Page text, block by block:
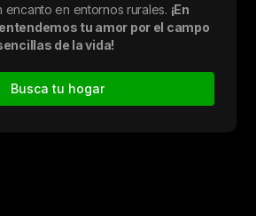
encanto en entornos rurales. ¡En
tu amor por el campo
de la vida!
Busca tu hogar